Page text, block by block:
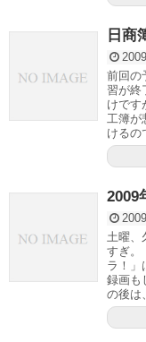
日商
前回の
習が終
けです
工簿が
けるの
2009
土曜、
すぎ。
ラ！」
録画も
の後は